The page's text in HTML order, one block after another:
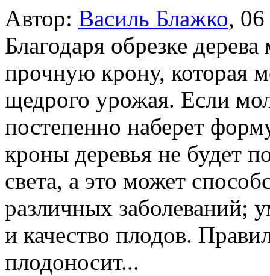
Автор: Василь Блажко,
Благодаря обрезке
прочную крону, которая
щедрого урожая. Если
постепенно наберет
кроны деревья не будет
света, а это может
различных заболеваний;
и качество плодов.
плодоносит...